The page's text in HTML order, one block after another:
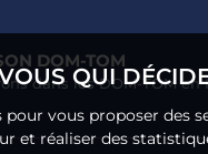
DOM-TOM
dans les DOM-TOM en
QUI
vous proposer des
et réaliser des